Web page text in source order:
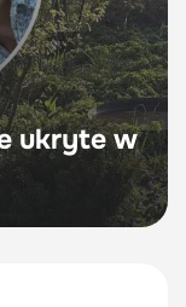
ukryte w